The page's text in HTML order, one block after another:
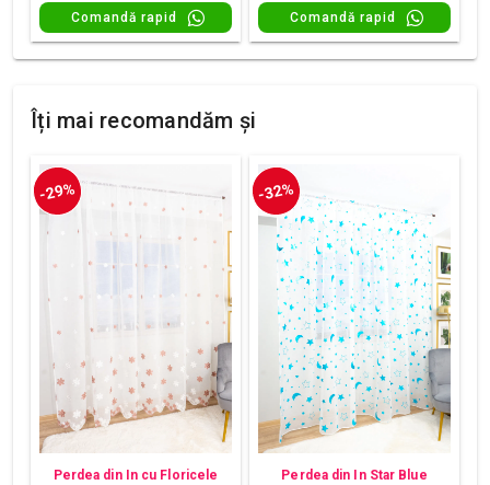
Comandă rapid Comandă rapid
Îți mai recomandăm și
-29%
Perdea din In cu Floricele
-32%
Perdea din In Star Blue